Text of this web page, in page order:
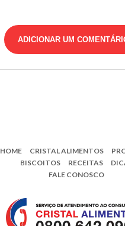
HOME CRISTAL ALIMENTOS
BISCOITOS
RECEITAS
FALE CONOSCO